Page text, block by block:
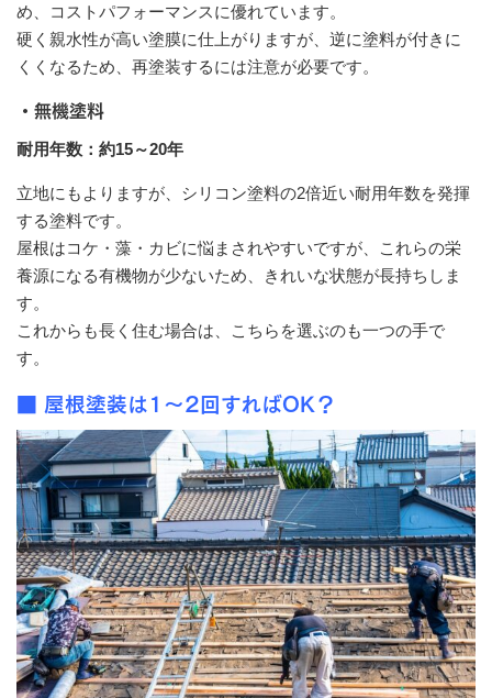
め、コストパフォーマンスに優れています。
硬く親水性が高い塗膜に仕上がりますが、逆に塗料が付きに
くくなるため、再塗装するには注意が必要です。
・無機塗料
耐用年数：約15～20年
立地にもよりますが、シリコン塗料の2倍近い耐用年数を発揮
する塗料です。
屋根はコケ・藻・カビに悩まされやすいですが、これらの栄
養源になる有機物が少ないため、きれいな状態が長持ちしま
す。
これからも長く住む場合は、こちらを選ぶのも一つの手で
す。
■ 屋根塗装は1～2回すればOK？